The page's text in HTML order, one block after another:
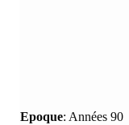
Epoque: Années 90